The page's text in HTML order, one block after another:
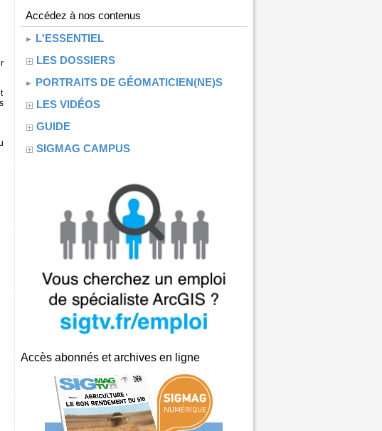
Accédez à nos contenus
L'ESSENTIEL
LES DOSSIERS
PORTRAITS DE GÉOMATICIEN(NE)S
LES VIDÉOS
GUIDE
SIGMAG CAMPUS
Accès abonnés et archives en ligne